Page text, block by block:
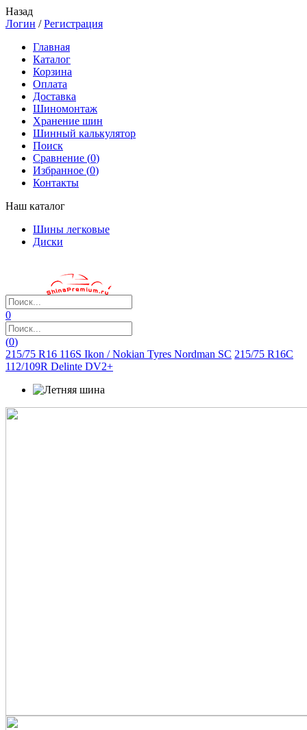
Назад
Логин /Регистрация
Главная
Каталог
Корзина
Оплата
Доставка
Шиномонтаж
Хранение шин
Шинный калькулятор
Поиск
Сравнение (0)
Избранное (0)
Контакты
Наш каталог
Шины легковые
Диски
0
(0)
215/75 R16 116S Ikon / Nokian Tyres Nordman SC 215/75 R16C
112/109R Delinte DV2+